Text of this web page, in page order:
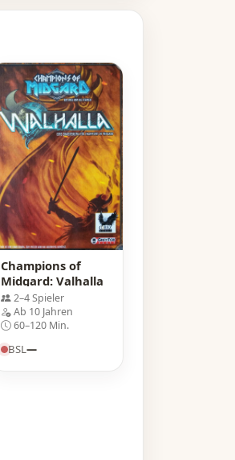
Champions of
Midgard: Valhalla
2–4 Spieler
Ab 10 Jahren
60–120 Min.
BSL—